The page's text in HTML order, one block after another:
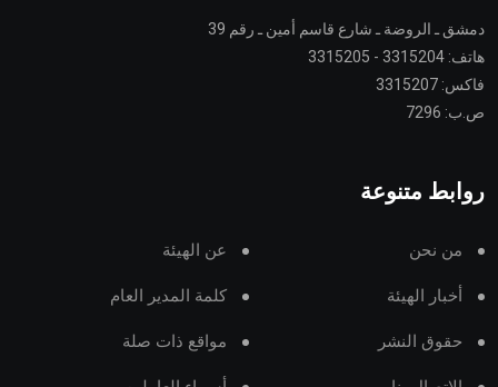
دمشق ـ الروضة ـ شارع قاسم أمين ـ رقم 39
هاتف: 3315204 - 3315205
فاكس: 3315207
ص.ب: 7296
روابط متنوعة
من نحن عن الهيئة
أخبار الهيئة كلمة المدير العام
حقوق النشر مواقع ذات صلة